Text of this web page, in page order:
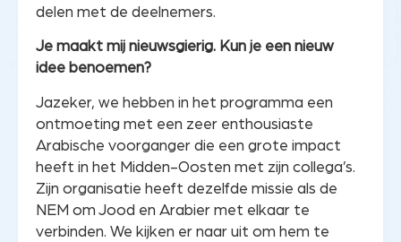
delen met de deelnemers.
Je maakt mij nieuwsgierig. Kun je een nieuw
idee benoemen?
Jazeker, we hebben in het programma een
ontmoeting met een zeer enthousiaste
Arabische voorganger die een grote impact
heeft in het Midden-Oosten met zijn collega’s.
Zijn organisatie heeft dezelfde missie als de
NEM om Jood en Arabier met elkaar te
verbinden. We kijken er naar uit om hem te